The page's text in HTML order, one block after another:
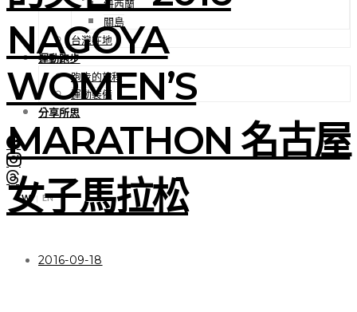
紐西蘭
關島
台灣在地
運動跑步
跑步的旅程
運動裝備
分享所思
TW | EN
NAGOYA
WOMEN’S
MARATHON 名古屋
女子馬拉松
2016-09-18